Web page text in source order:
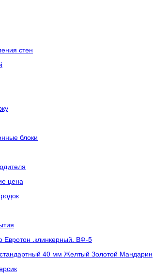
стен
блоки
цена
.клинкерный. ВФ-5
стандартный 40 мм Желтый Золотой Мандарин